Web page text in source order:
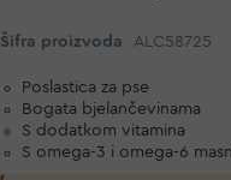
Šifra proizvoda ALC58725
Poslastica za pse
Bogata bjelančevinama
S dodatkom vitamina
S omega-3 i omega-6